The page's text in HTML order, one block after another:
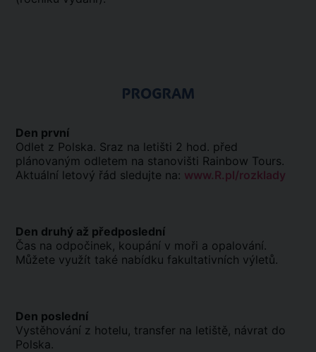
PROGRAM
Den první
Odlet z Polska. Sraz na letišti 2 hod. před
plánovaným odletem na stanovišti Rainbow Tours.
Aktuální letový řád sledujte na: www.R.pl/rozklady
Den druhý až předposlední
Čas na odpočinek, koupání v moři a opalování.
Můžete využít také nabídku fakultativních výletů.
Den poslední
Vystěhování z hotelu, transfer na letiště, návrat do
Polska.